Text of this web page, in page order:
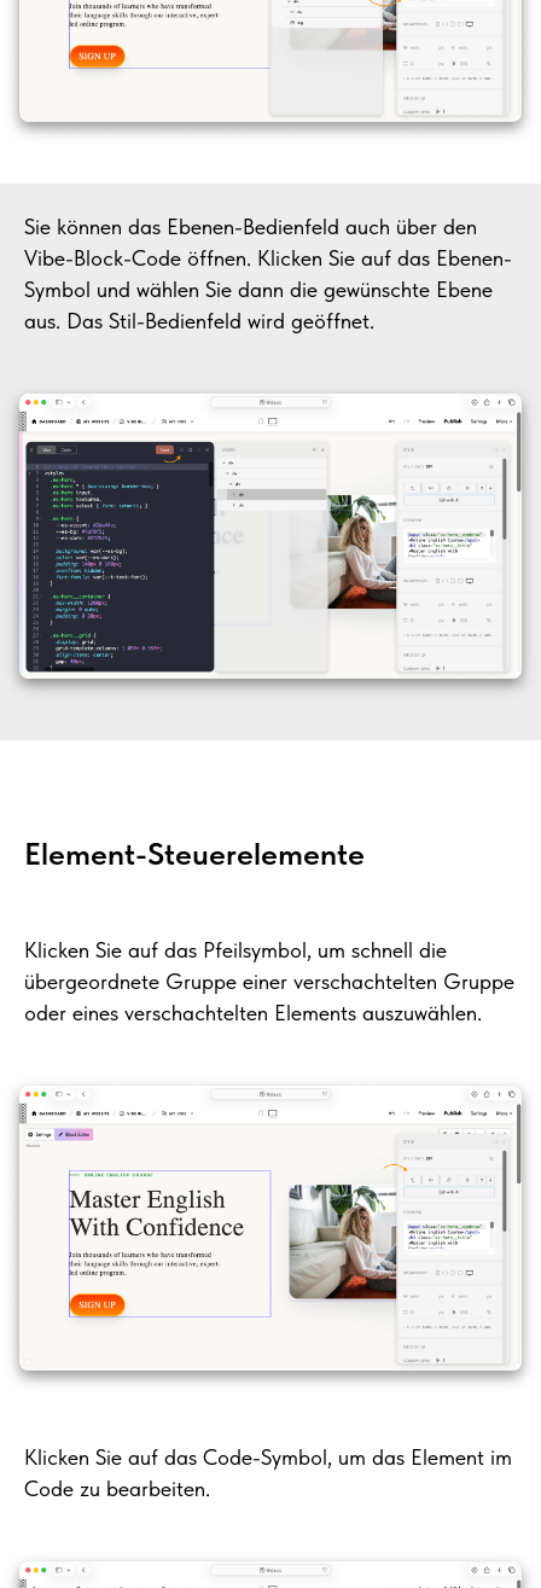
Sie können das Ebenen-Bedienfeld auch über den
Vibe-Block-Code öffnen. Klicken Sie auf das Ebenen-
Symbol und wählen Sie dann die gewünschte Ebene
aus. Das Stil-Bedienfeld wird geöffnet.
Element-Steuerelemente
Klicken Sie auf das Pfeilsymbol, um schnell die
übergeordnete Gruppe einer verschachtelten Gruppe
oder eines verschachtelten Elements auszuwählen.
Klicken Sie auf das Code-Symbol, um das Element im
Code zu bearbeiten.